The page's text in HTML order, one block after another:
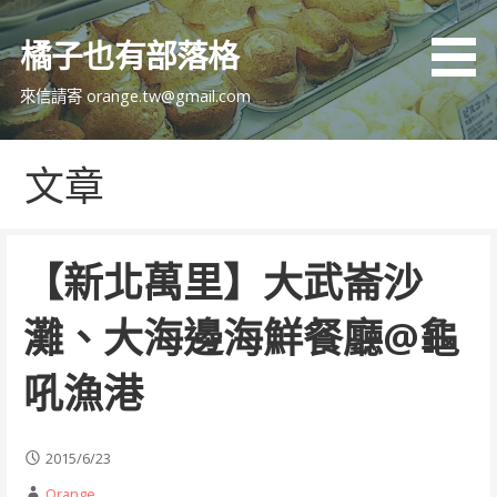
跳
主
內
橘子也有部落格
來信請寄 orange.tw@gmail.com
文章
【新北萬里】大武崙沙
灘、大海邊海鮮餐廳@龜
吼漁港
2015/6/23